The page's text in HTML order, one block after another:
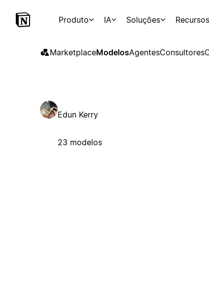
Produto IA Soluções Recursos
MarketplaceModelosAgentesConsultores
Edun Kerry
23 modelos